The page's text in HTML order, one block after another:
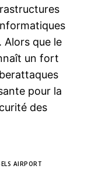
Alors que le
un fort
pour la
des
AIRPORT